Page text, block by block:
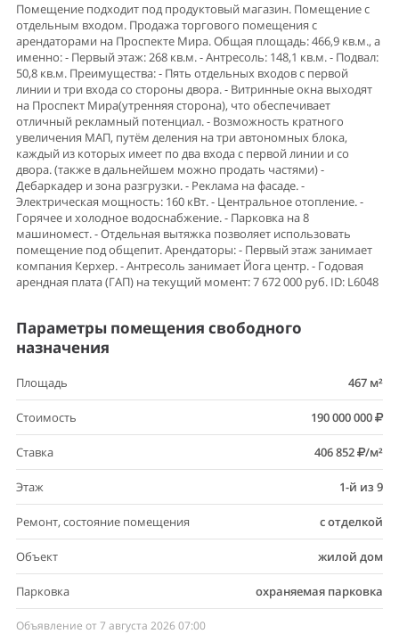
Помещение подходит под продуктовый магазин. Помещение с
отдельным входом. Продажа торгового помещения с
арендаторами на Проспекте Мира. Общая площадь: 466,9 кв.м., а
именно: - Первый этаж: 268 кв.м. - Антресоль: 148,1 кв.м. - Подвал:
50,8 кв.м. Преимущества: - Пять отдельных входов с первой
линии и три входа со стороны двора. - Витринные окна выходят
на Проспект Мира(утренняя сторона), что обеспечивает
отличный рекламный потенциал. - Возможность кратного
увеличения МАП, путём деления на три автономных блока,
каждый из которых имеет по два входа с первой линии и со
двора. (также в дальнейшем можно продать частями) -
Дебаркадер и зона разгрузки. - Реклама на фасаде. -
Электрическая мощность: 160 кВт. - Центральное отопление. -
Горячее и холодное водоснабжение. - Парковка на 8
машиномест. - Отдельная вытяжка позволяет использовать
помещение под общепит. Арендаторы: - Первый этаж занимает
компания Керхер. - Антресоль занимает Йога центр. - Годовая
арендная плата (ГАП) на текущий момент: 7 672 000 руб. ID: L6048
Параметры помещения свободного
назначения
Площадь 467 м²
Стоимость 190 000 000
Ставка 406 852 /м²
Этаж 1-й из 9
Ремонт, состояние помещения с отделкой
Объект жилой дом
Парковка охраняемая парковка
Объявление от 7 августа 2026 07:00